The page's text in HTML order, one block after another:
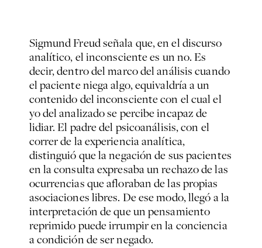
Sigmund Freud señala que, en el discurso
analítico, el inconsciente es un no. Es
decir, dentro del marco del análisis cuando
el paciente niega algo, equivaldría a un
contenido del inconsciente con el cual el
yo del analizado se percibe incapaz de
lidiar. El padre del psicoanálisis, con el
correr de la experiencia analítica,
distinguió que la negación de sus pacientes
en la consulta expresaba un rechazo de las
ocurrencias que afloraban de las propias
asociaciones libres. De ese modo, llegó a la
interpretación de que un pensamiento
reprimido puede irrumpir en la conciencia
a condición de ser negado.